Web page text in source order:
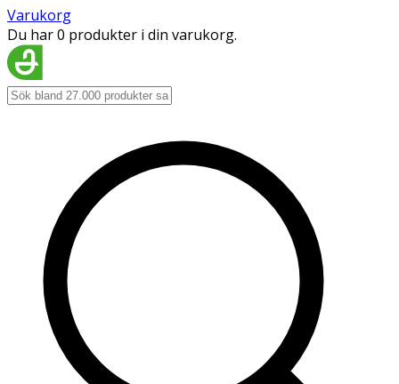
Varukorg
Du har 0 produkter i din varukorg.